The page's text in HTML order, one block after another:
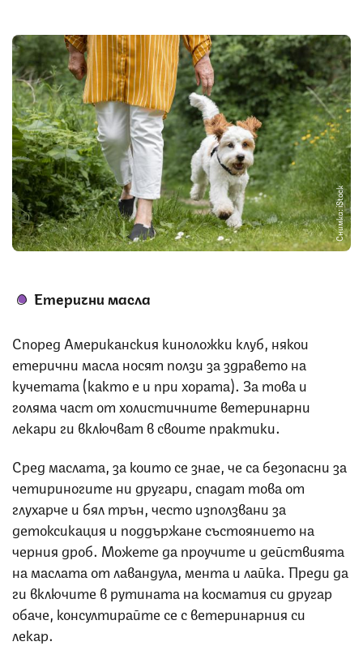
Снимка: iStock
Етерични масла
Според Американския киноложки клуб, някои
етерични масла носят ползи за здравето на
кучетата (както е и при хората). За това и
голяма част от холистичните ветеринарни
лекари ги включват в своите практики.
Сред маслата, за които се знае, че са безопасни за
четириногите ни другари, спадат това от
глухарче и бял трън, често използвани за
детоксикация и поддържане състоянието на
черния дроб. Можете да проучите и действията
на маслата от лавандула, мента и лайка. Преди да
ги включите в рутината на косматия си другар
обаче, консултирайте се с ветеринарния си
лекар.